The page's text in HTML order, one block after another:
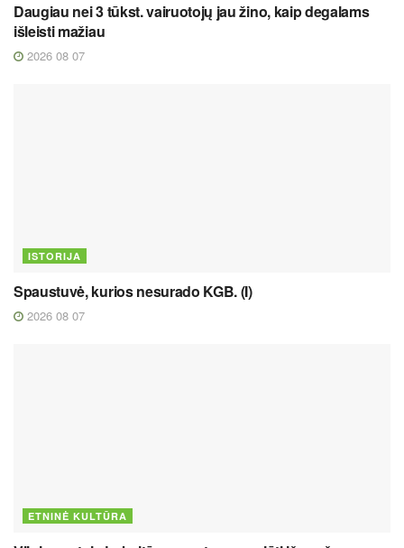
Daugiau nei 3 tūkst. vairuotojų jau žino, kaip degalams
išleisti mažiau
2026 08 07
ISTORIJA
Spaustuvė, kurios nesurado KGB. (I)
2026 08 07
ETNINĖ KULTŪRA